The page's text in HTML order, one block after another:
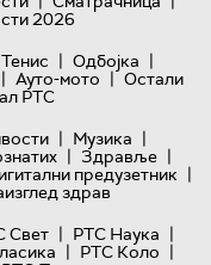
2026
Тенис | Одбојка |
| Ауто-мото | Остали
РТС
| Музика |
| Здравље |
предузетник |
здрав
Свет | РТС Наука |
| РТС Коло |